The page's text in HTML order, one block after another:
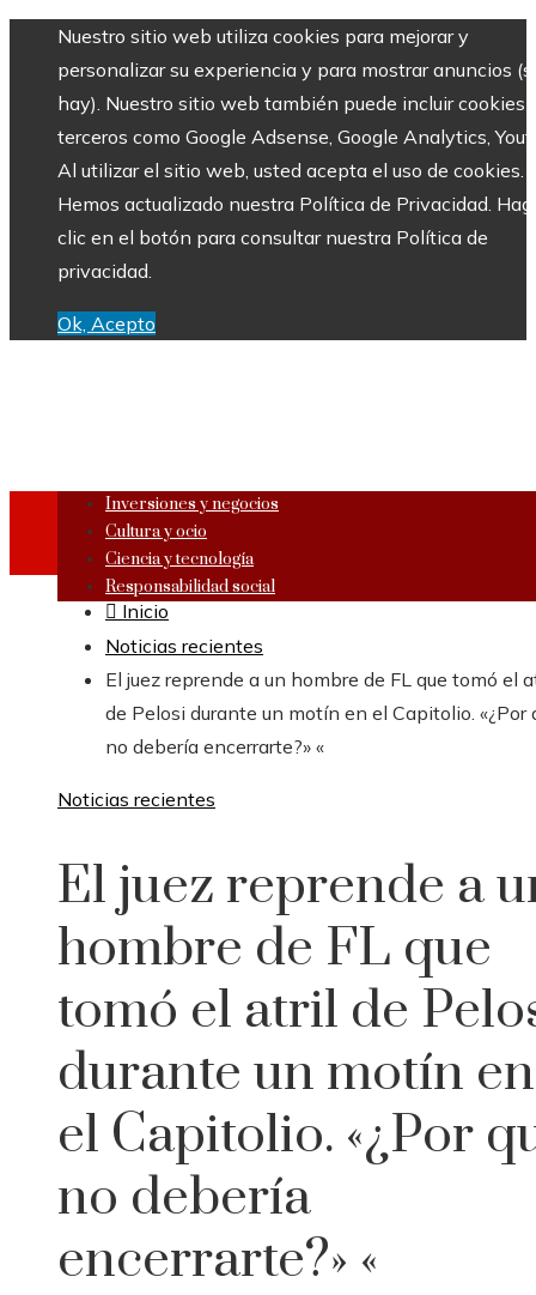
Nuestro sitio web utiliza cookies para mejorar y
personalizar su experiencia y para mostrar anuncios
hay). Nuestro sitio web también puede incluir cookies
terceros como Google Adsense, Google Analytics,
Al utilizar el sitio web, usted acepta el uso de cookies.
Hemos actualizado nuestra Política de Privacidad.
clic en el botón para consultar nuestra Política de
privacidad.
Ok, Acepto
Inversiones y negocios
Cultura y ocio
Ciencia y tecnología
Responsabilidad social
Inicio
Noticias recientes
El juez reprende a un hombre de FL que tomó el
de Pelosi durante un motín en el Capitolio. «¿Por
no debería encerrarte?» «
Noticias recientes
El juez reprende a
hombre de FL que
tomó el atril de
durante un motín en
el Capitolio. «¿Por
no debería
encerrarte?» «